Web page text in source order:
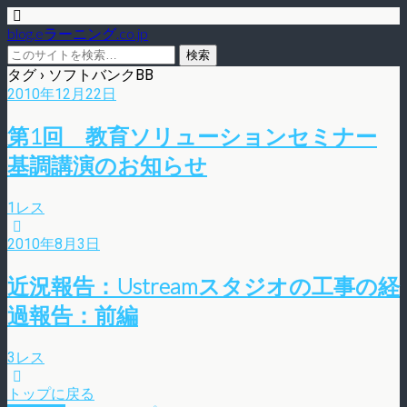
blog.eラーニング.co.jp
タグ › ソフトバンクBB
2010年12月22日
第1回 教育ソリューションセミナー
基調講演のお知らせ
1レス
2010年8月3日
近況報告：Ustreamスタジオの工事の経
過報告：前編
3レス
トップに戻る